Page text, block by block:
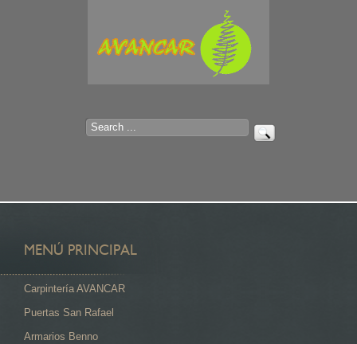
MENÚ PRINCIPAL
Carpintería AVANCAR
Puertas San Rafael
Armarios Benno